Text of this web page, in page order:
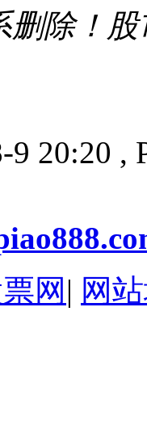
删除！
9 20:20 ,
网 | 网